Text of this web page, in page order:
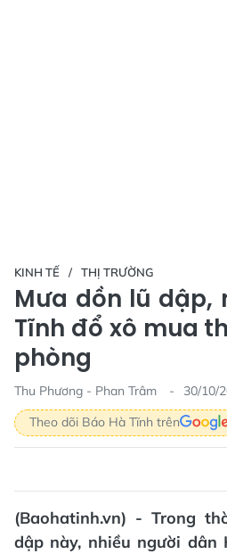
KINH TẾ THỊ TRƯỜNG
Mưa dồn lũ dập,
Tĩnh đổ xô mua
phòng
Thu Phương - Phan Trâm
30/10/
Theo dõi Báo Hà Tĩnh trên
(Baohatinh.vn) - Trong
dập này, nhiều người